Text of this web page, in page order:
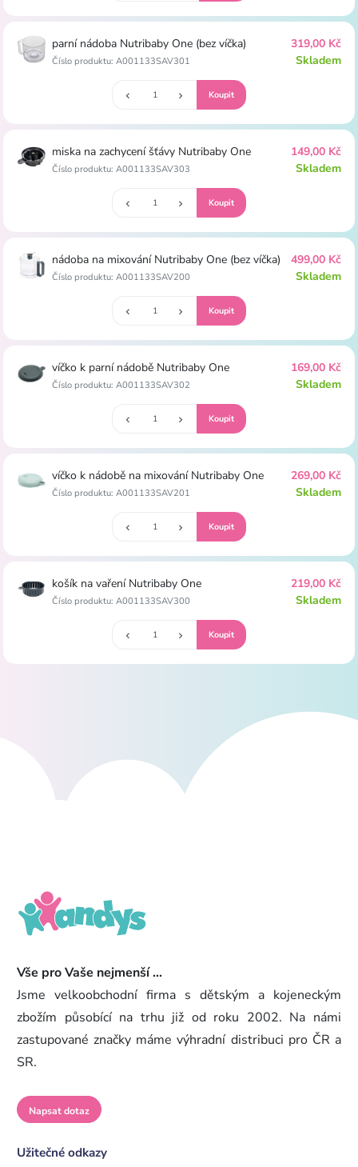
parní nádoba Nutribaby One (bez víčka)
Číslo produktu: A001133SAV301
319,00 Kč
Skladem
miska na zachycení šťávy Nutribaby One
Číslo produktu: A001133SAV303
149,00 Kč
Skladem
nádoba na mixování Nutribaby One (bez víčka)
Číslo produktu: A001133SAV200
499,00 Kč
Skladem
víčko k parní nádobě Nutribaby One
Číslo produktu: A001133SAV302
169,00 Kč
Skladem
víčko k nádobě na mixování Nutribaby One
Číslo produktu: A001133SAV201
269,00 Kč
Skladem
košík na vaření Nutribaby One
Číslo produktu: A001133SAV300
219,00 Kč
Skladem
Vše pro Vaše nejmenší ...
Jsme velkoobchodní firma s dětským a kojeneckým
zbožím působící na trhu již od roku 2002. Na námi
zastupované značky máme výhradní distribuci pro ČR a
SR.
Napsat dotaz
Užitečné odkazy